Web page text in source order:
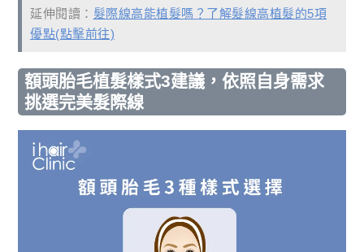
延伸閱讀： 髮際線高能植髮嗎？了解髮線高植髮的5項
優點(點擊前往)
額頭胎毛植髮樣式3建議，依照自身需求
挑選完美髮際線